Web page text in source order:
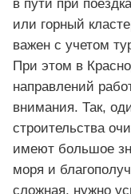
в пути при
или горный
важен с учетом
При этом в
направлений
внимания. Так,
строительства
имеют большое
моря и
сложная, нужно